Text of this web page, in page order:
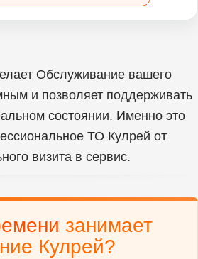
Обслуживание вашего
и позволяет поддерживать
состоянии. Именно это
ТО Кулрей от
визита в сервис.
занимает
Кулрей?